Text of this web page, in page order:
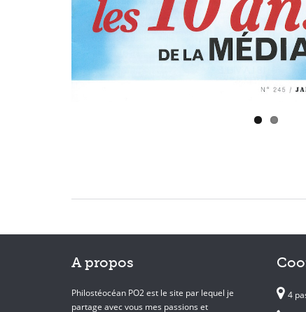
A propos
Philostéocéan PO2 est le site par lequel je
partage avec vous mes passions et
4